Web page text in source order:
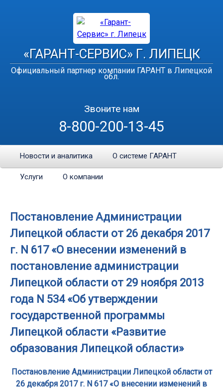
«ГАРАНТ-СЕРВИС» Г. ЛИПЕЦК
Официальный партнер компании ГАРАНТ в Липецкой
обл.
Звоните нам
8-800-200-13-45
Новости и аналитика О системе ГАРАНТ
Услуги О компании
Постановление Администрации
Липецкой области от 26 декабря 2017
г. N 617 «О внесении изменений в
постановление администрации
Липецкой области от 29 ноября 2013
года N 534 «Об утверждении
государственной программы
Липецкой области «Развитие
образования Липецкой области»
Постановление Администрации Липецкой области от
26 декабря 2017 г. N 617 «О внесении изменений в